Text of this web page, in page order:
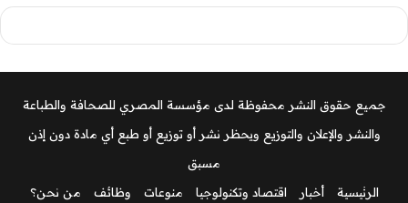
جميع حقوق النشر محفوظة لدى مؤسسة المصري للصحافة والطباعة
والنشر والإعلان والتوزيع ويحظر نشر أو توزيع أو طبع أي مادة دون إذن
مسبق
الرئيسية
أخبار اقتصاد وتكنولوجيا منوعات وظائف من نحن؟